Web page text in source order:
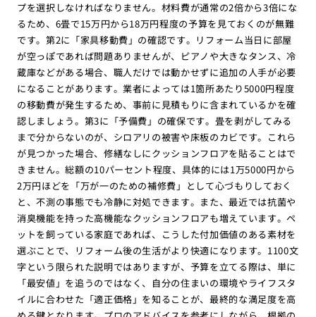
プを選択しなければなりません。材料費が通常の2倍から3倍にな
るため、6畳で15万円から18万円程度の予算を見ておくのが無難
です。第2に「家具移動費」の確認です。リフォーム当日に部屋
が空っぽであれば問題ありませんが、ピアノや大きなタンス、冷
蔵庫などがある場合、職人だけでは動かせずに追加の人手が必要
になることがあります。業者によっては1箇所あたり5000円程度
の移動費が発生するため、事前に見積もりに含まれているかを確
認しましょう。第3に「予備費」の確保です。畳を剥がしてみる
まで分からないのが、シロアリの被害や床板のカビです。これら
が見つかった場合、修繕なしにクッションフロアを貼ることはで
きません。総額の10パーセント程度、具体的には1万5000円から
2万円ほどを「万が一のための補修費」として心づもりしておく
と、不測の事態でも冷静に対処できます。また、最近では抗菌や
消臭機能を持った高機能なクッションフロアも増えています。ペ
ットを飼っている家庭であれば、こうした付加価値のある素材を
選ぶことで、リフォーム後の生活がより快適になります。1100文
字という限られた説明ではありますが、予算を立てる際は、単に
「最安値」を追うのではなく、自分の住まいの環境やライフスタ
イルに合わせた「適正価格」を知ることが、最終的な満足度を高